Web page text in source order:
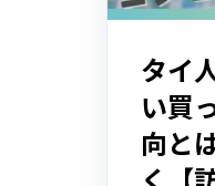
タイ
い買
向と